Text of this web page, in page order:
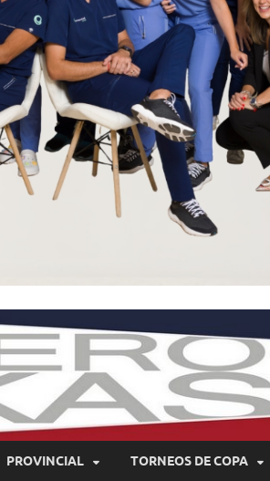
PROVINCIAL TORNEOS DE COPA